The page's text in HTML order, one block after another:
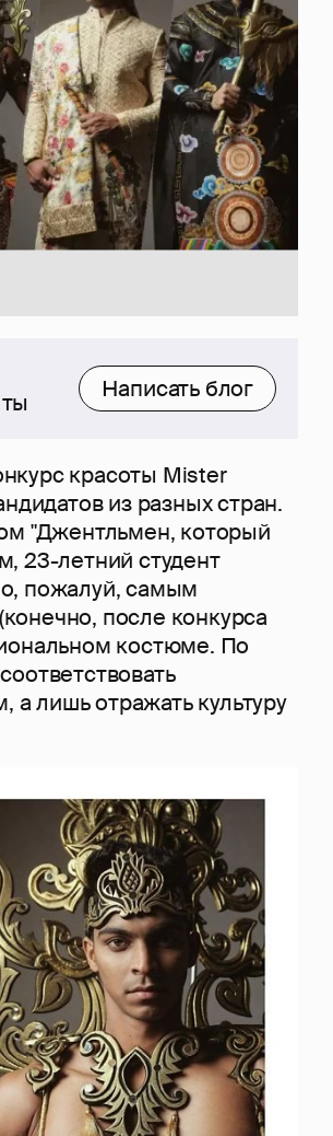
Написать блог
красоты Mister
из разных стран.
"Джентльмен, который
23-летний студент
пожалуй, самым
после конкурса
костюме. По
лишь отражать культуру